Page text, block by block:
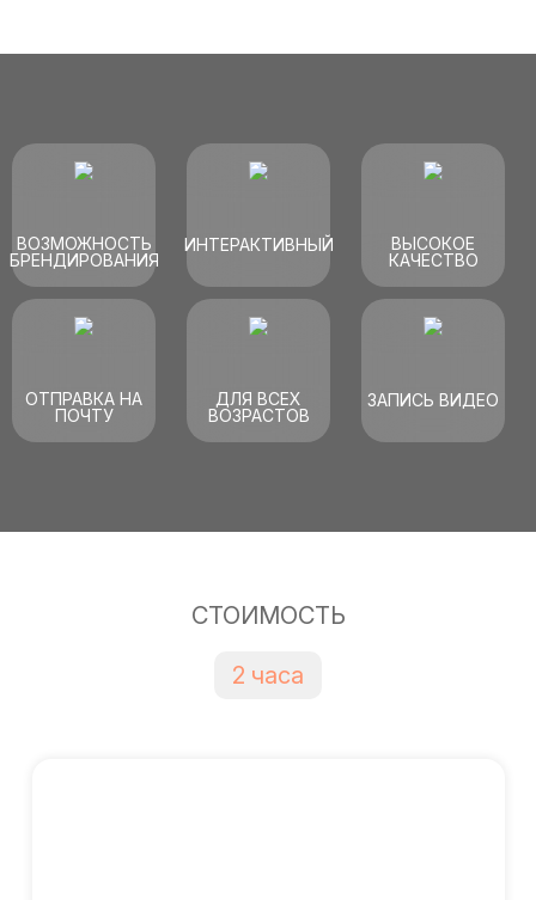
ВОЗМОЖНОСТЬ
БРЕНДИРОВАНИЯ
ИНТЕРАКТИВНЫЙ
ВЫСОКОЕ
КАЧЕСТВО
ОТПРАВКА НА
ПОЧТУ
ДЛЯ ВСЕХ
ВОЗРАСТОВ
ЗАПИСЬ ВИДЕО
СТОИМОСТЬ
2 часа